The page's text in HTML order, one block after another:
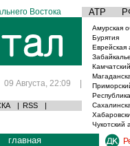
Востока АТР
09 Августа, 22:09 |
| RSS |
Амурская
Бурятия
Еврейская
Чукотский
главная